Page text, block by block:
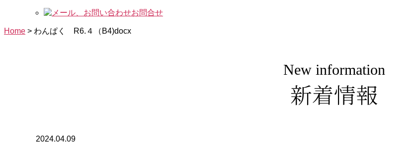
お問合せ
Home > わんぱく R6.４（B4)docx
New information
新着情報
2024.04.09